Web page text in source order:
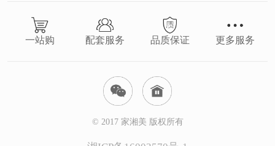
一站购 配套服务 品质保证 更多服务
© 2017 家湘美 版权所有